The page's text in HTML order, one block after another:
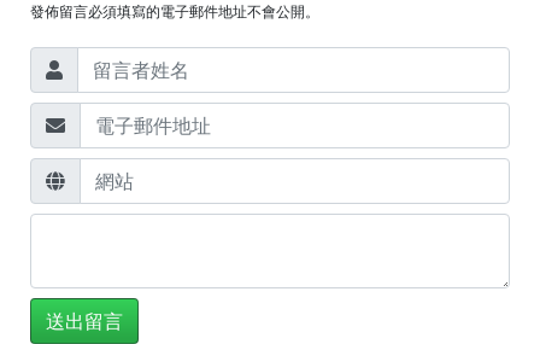
發佈留言必須填寫的電子郵件地址不會公開。